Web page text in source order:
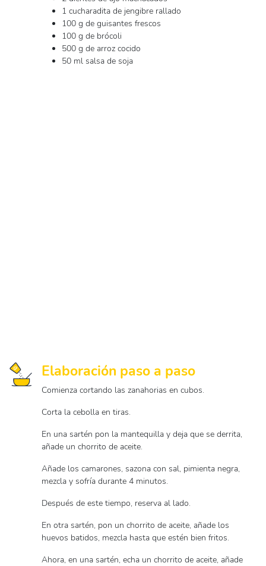
1 cucharadita de jengibre rallado
100 g de guisantes frescos
100 g de brócoli
500 g de arroz cocido
50 ml salsa de soja
Elaboración paso a paso
Comienza cortando las zanahorias en cubos.
Corta la cebolla en tiras.
En una sartén pon la mantequilla y deja que se derrita,
añade un chorrito de aceite.
Añade los camarones, sazona con sal, pimienta negra,
mezcla y sofría durante 4 minutos.
Después de este tiempo, reserva al lado.
En otra sartén, pon un chorrito de aceite, añade los
huevos batidos, mezcla hasta que estén bien fritos.
Ahora, en una sartén, echa un chorrito de aceite, añade